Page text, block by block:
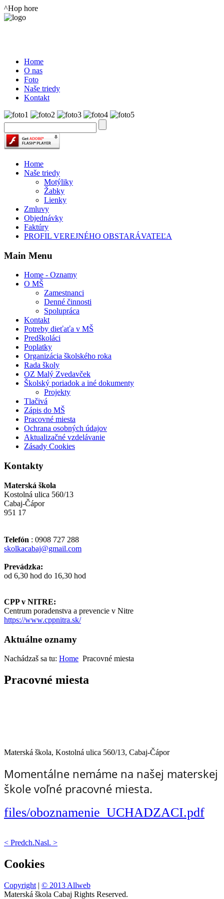
^Hop hore
Home
O nas
Foto
Naše triedy
Kontakt
Home
Naše triedy
Motýliky
Žabky
Lienky
Zmluvy
Objednávky
Faktúry
PROFIL VEREJNÉHO OBSTARÁVATEĽA
Main Menu
Home - Oznamy
O MŠ
Zamestnanci
Denné činnosti
Spolupráca
Kontakt
Potreby dieťaťa v MŠ
Predškoláci
Poplatky
Organizácia školského roka
Rada školy
OZ Malý Zvedavček
Školský poriadok a iné dokumenty
Projekty
Tlačivá
Zápis do MŠ
Pracovné miesta
Ochrana osobných údajov
Aktualizačné vzdelávanie
Zásady Cookies
Kontakty
Materská škola
Kostolná ulica 560/13
Cabaj-Čápor
951 17
Telefón : 0908 727 288
skolkacabaj@gmail.com
Prevádzka:
od 6,30 hod do 16,30 hod
CPP v NITRE:
Centrum poradenstva a prevencie v Nitre
https://www.cppnitra.sk/
Aktuálne oznamy
Nachádzaš sa tu: Home Pracovné miesta
Pracovné miesta
Materská škola, Kostolná ulica 560/13, Cabaj-Čápor
Momentálne nemáme na našej materskej
škole voľné pracovné miesta.
files/oboznamenie_UCHADZACI.pdf
< Predch.Nasl. >
Cookies
Copyright | © 2013 Allweb
Materská škola Cabaj Rights Reserved.